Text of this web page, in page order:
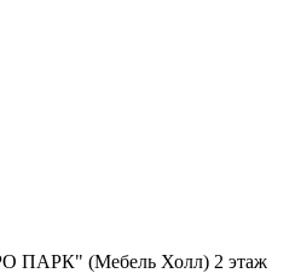
ПАРК" (Мебель Холл) 2 этаж